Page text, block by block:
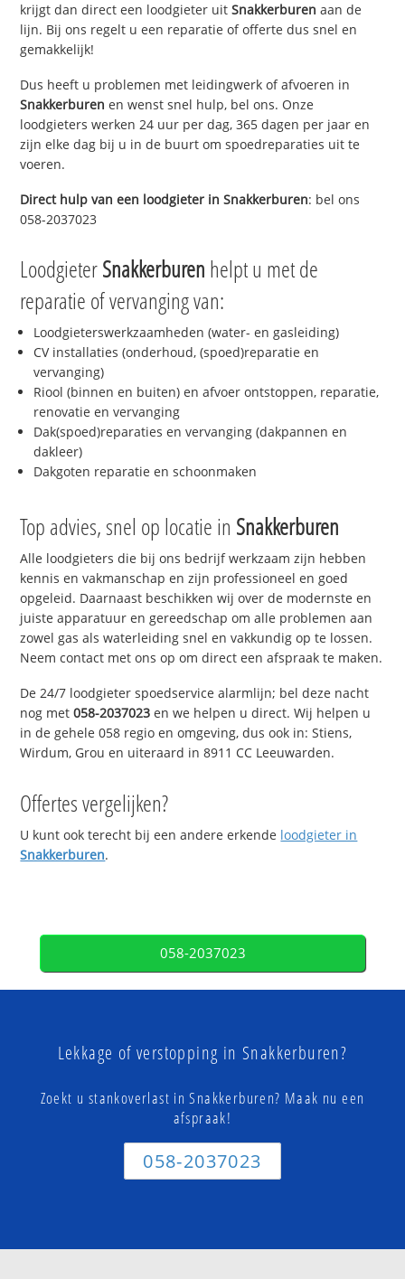
krijgt dan direct een loodgieter uitSnakkerburen aan de
lijn. Bij ons regelt u een reparatie of offerte dus snel en
gemakkelijk!
Dus heeft u problemen met leidingwerk of afvoeren in
Snakkerburen en wenst snel hulp, bel ons. Onze
loodgieters werken 24 uur per dag, 365 dagen per jaar en
zijn elke dag bij u in de buurt om spoedreparaties uit te
voeren.
Direct hulp van een loodgieter inSnakkerburen: bel ons
058-2037023
LoodgieterSnakkerburen helpt u met de
reparatie of vervanging van:
Loodgieterswerkzaamheden (water- en gasleiding)
CV installaties (onderhoud, (spoed)reparatie en
vervanging)
Riool (binnen en buiten) en afvoer ontstoppen, reparatie,
renovatie en vervanging
Dak(spoed)reparaties en vervanging (dakpannen en
dakleer)
Dakgoten reparatie en schoonmaken
Top advies, snel op locatie in Snakkerburen
Alle loodgieters die bij ons bedrijf werkzaam zijn hebben
kennis en vakmanschap en zijn professioneel en goed
opgeleid. Daarnaast beschikken wij over de modernste en
juiste apparatuur en gereedschap om alle problemen aan
zowel gas als waterleiding snel en vakkundig op te lossen.
Neem contact met ons op om direct een afspraak te maken.
De 24/7 loodgieter spoedservice alarmlijn; bel deze nacht
nog met058-2037023 en we helpen u direct. Wij helpen u
in de gehele 058 regio en omgeving, dus ook in: Stiens,
Wirdum, Grou en uiteraard in 8911 CC Leeuwarden.
Offertes vergelijken?
U kunt ook terecht bij een andere erkende loodgieter in
Snakkerburen.
058-2037023
Lekkage of verstopping in Snakkerburen?
Zoekt u stankoverlast in Snakkerburen? Maak nu een
afspraak!
058-2037023